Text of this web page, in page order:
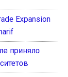
Expansion
приняло